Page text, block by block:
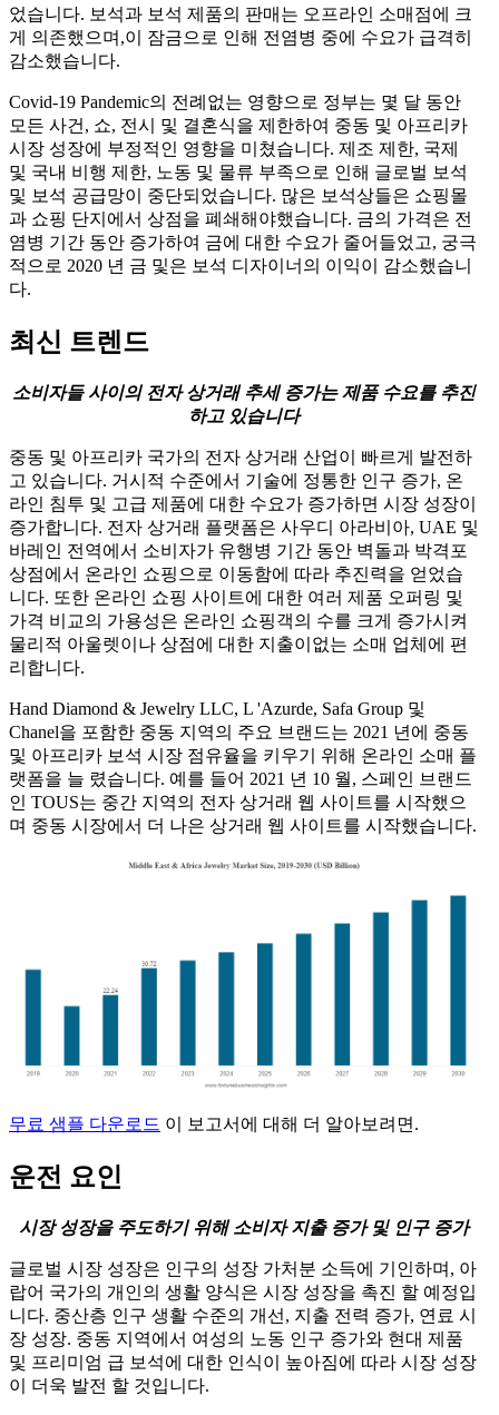
었습니다. 보석과 보석 제품의 판매는 오프라인 소매점에 크
게 의존했으며,이 잠금으로 인해 전염병 중에 수요가 급격히
감소했습니다.
Covid-19 Pandemic의 전례없는 영향으로 정부는 몇 달 동안
모든 사건, 쇼, 전시 및 결혼식을 제한하여 중동 및 아프리카
시장 성장에 부정적인 영향을 미쳤습니다. 제조 제한, 국제
및 국내 비행 제한, 노동 및 물류 부족으로 인해 글로벌 보석
및 보석 공급망이 중단되었습니다. 많은 보석상들은 쇼핑몰
과 쇼핑 단지에서 상점을 폐쇄해야했습니다. 금의 가격은 전
염병 기간 동안 증가하여 금에 대한 수요가 줄어들었고, 궁극
적으로 2020 년 금 및은 보석 디자이너의 이익이 감소했습니
다.
최신 트렌드
소비자들 사이의 전자 상거래 추세 증가는 제품 수요를 추진
하고 있습니다
중동 및 아프리카 국가의 전자 상거래 산업이 빠르게 발전하
고 있습니다. 거시적 수준에서 기술에 정통한 인구 증가, 온
라인 침투 및 고급 제품에 대한 수요가 증가하면 시장 성장이
증가합니다. 전자 상거래 플랫폼은 사우디 아라비아, UAE 및
바레인 전역에서 소비자가 유행병 기간 동안 벽돌과 박격포
상점에서 온라인 쇼핑으로 이동함에 따라 추진력을 얻었습
니다. 또한 온라인 쇼핑 사이트에 대한 여러 제품 오퍼링 및
가격 비교의 가용성은 온라인 쇼핑객의 수를 크게 증가시켜
물리적 아울렛이나 상점에 대한 지출이없는 소매 업체에 편
리합니다.
Hand Diamond & Jewelry LLC, L 'Azurde, Safa Group 및
Chanel을 포함한 중동 지역의 주요 브랜드는 2021 년에 중동
및 아프리카 보석 시장 점유율을 키우기 위해 온라인 소매 플
랫폼을 늘 렸습니다. 예를 들어 2021 년 10 월, 스페인 브랜드
인 TOUS는 중간 지역의 전자 상거래 웹 사이트를 시작했으
며 중동 시장에서 더 나은 상거래 웹 사이트를 시작했습니다.
무료 샘플 다운로드 이 보고서에 대해 더 알아보려면.
운전 요인
시장 성장을 주도하기 위해 소비자 지출 증가 및 인구 증가
글로벌 시장 성장은 인구의 성장 가처분 소득에 기인하며, 아
랍어 국가의 개인의 생활 양식은 시장 성장을 촉진 할 예정입
니다. 중산층 인구 생활 수준의 개선, 지출 전력 증가, 연료 시
장 성장. 중동 지역에서 여성의 노동 인구 증가와 현대 제품
및 프리미엄 급 보석에 대한 인식이 높아짐에 따라 시장 성장
이 더욱 발전 할 것입니다.